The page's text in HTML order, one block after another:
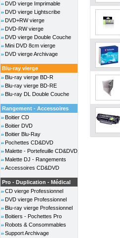
DVD vierge Imprimable
DVD vierge Lightscribe
DVD+RW vierge
DVD-RW vierge
DVD vierge Double Couche
Mini DVD 8cm vierge
DVD vierge Archivage
Blu-ray vierge
Blu-ray vierge BD-R
Blu-ray vierge BD-RE
Blu-ray DL Double Couche
Rangement - Accessoires
Boitier CD
Boitier DVD
Boitier Blu-Ray
Pochettes CD&DVD
Malette - Portefeuille CD&DVD
Malette DJ - Rangements
Accessoires CD&DVD
Pro - Duplication - Médical
CD vierge Professionnel
DVD vierge Professionnel
Blu-ray vierge Professionnel
Boitiers - Pochettes Pro
Robots & Consommables
Support Archivage